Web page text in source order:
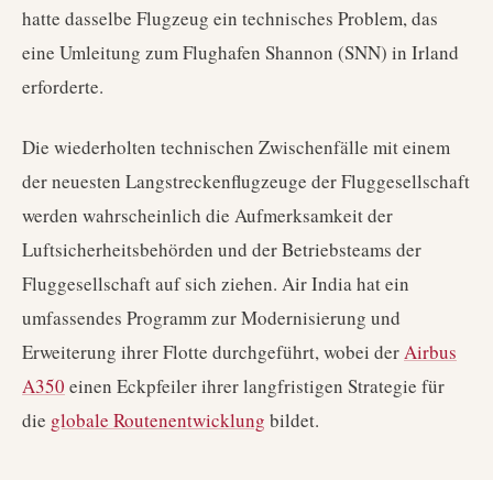
hatte dasselbe Flugzeug ein technisches Problem, das
eine Umleitung zum Flughafen Shannon (SNN) in Irland
erforderte.
Die wiederholten technischen Zwischenfälle mit einem
der neuesten Langstreckenflugzeuge der Fluggesellschaft
werden wahrscheinlich die Aufmerksamkeit der
Luftsicherheitsbehörden und der Betriebsteams der
Fluggesellschaft auf sich ziehen. Air India hat ein
umfassendes Programm zur Modernisierung und
Erweiterung ihrer Flotte durchgeführt, wobei derAirbus
A350 einen Eckpfeiler ihrer langfristigen Strategie für
die globale Routenentwicklung bildet.